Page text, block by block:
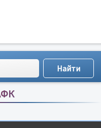
имени;рейтингу;отзывам